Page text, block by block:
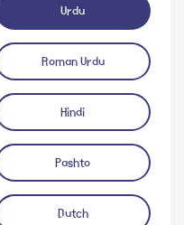
ڈاؤن لوڈ کریں
Urdu
Roman Urdu
Hindi
Pashto
Dutch